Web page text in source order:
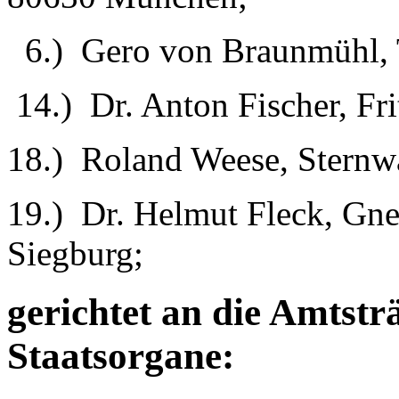
6.) Gero von Braunmühl,
14.) Dr. Anton Fischer,
18.) Roland Weese,
19.) Dr. Helmut Fleck,
Siegburg;
gerichtet an die
Staatsorgane: